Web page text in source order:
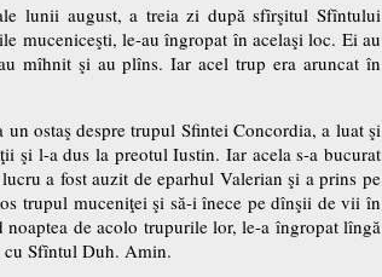
lunii august, a treia zi după sfîrşitul Sfîntului
muceniceşti, le-au îngropat în acelaşi loc. Ei au
mîhnit şi au plîns. Iar acel trup era aruncat în
ostaş despre trupul Sfintei Concordia, a luat şi
şi l-a dus la preotul Iustin. Iar acela s-a bucurat
a fost auzit de eparhul Valerian şi a prins pe
trupul muceniţei şi să-i înece pe dînşii de vii în
de acolo trupurile lor, le-a îngropat lîngă
cu Sfîntul Duh. Amin.